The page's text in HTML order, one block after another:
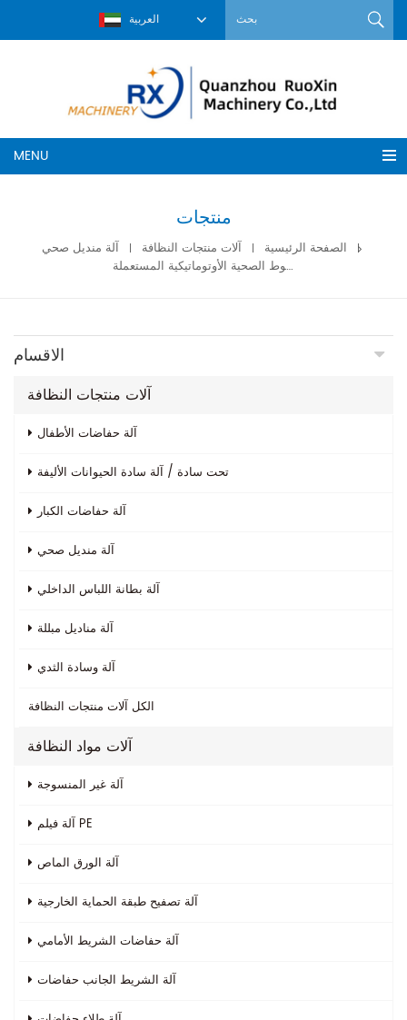
العربية
MENU
منتجات
الصفحة الرئيسية آلات منتجات النظافة
آلة منديل صحي
آلة صنع الفوط الصحية الأوتوماتيكية المستعملة
الاقسام
آلات منتجات النظافة
آلة حفاضات الأطفال
تحت سادة / آلة سادة الحيوانات الأليفة
آلة حفاضات الكبار
آلة منديل صحي
آلة بطانة اللباس الداخلي
آلة مناديل مبللة
آلة وسادة الثدي
الكل آلات منتجات النظافة
آلات مواد النظافة
آلة غير المنسوجة
آلة فيلم PE
آلة الورق الماص
آلة تصفيح طبقة الحماية الخارجية
آلة حفاضات الشريط الأمامي
آلة الشريط الجانب حفاضات